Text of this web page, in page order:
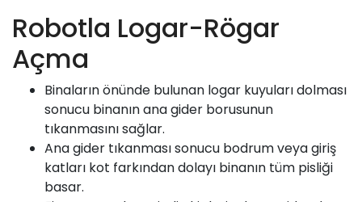
Robotla Logar-Rögar
Açma
Binaların önünde bulunan logar kuyuları dolması
sonucu binanın ana gider borusunun
tıkanmasını sağlar.
Ana gider tıkanması sonucu bodrum veya giriş
katları kot farkından dolayı binanın tüm pisliği
basar.